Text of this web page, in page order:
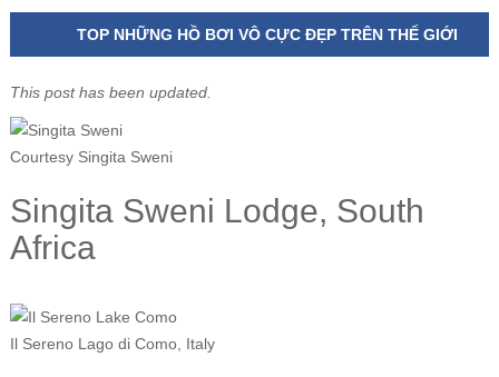
TOP NHỮNG HỒ BƠI VÔ CỰC ĐẸP TRÊN THẾ GIỚI
This post has been updated.
Courtesy Singita Sweni
Singita Sweni Lodge, South
Africa
Il Sereno Lago di Como, Italy